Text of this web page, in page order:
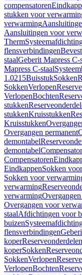
compensatoren
stukken voor
verwarming
Aansluitingen voor
Therm
flensverbindingen
staalGeberit Mapress C-
Mapress C-staal
1.0215BuisstukSokken
SokkenVerlopen
VerlopenBochten
stukken
stukkenKruisstukken
Kruisstukken
Overgangen permanent
demontabel
demontabel
Compensatoren
EindkappenSokken
Sokken voor
verwarming
verwarming
Overgangen voor
staalAfdichtingen voor
buizen
flensverbindingen
koper
koperSokken
SokkenVerlopen
VerlopenBochten